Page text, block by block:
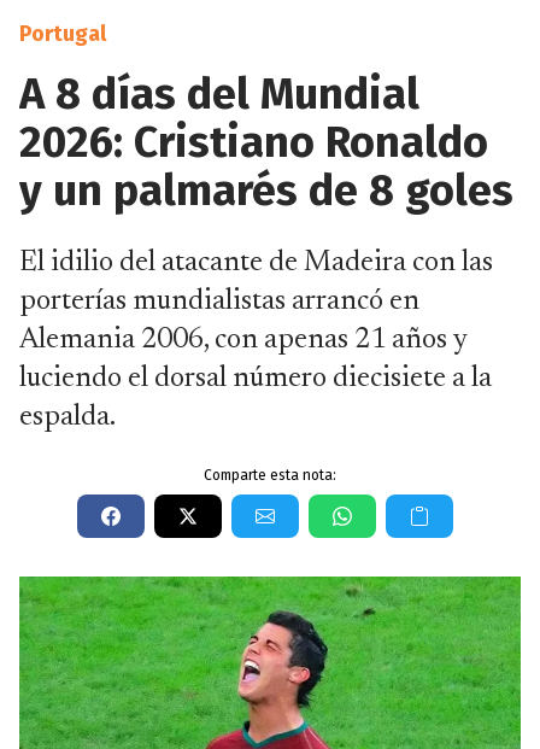
Portugal
A 8 días del Mundial
2026: Cristiano Ronaldo
y un palmarés de 8 goles
El idilio del atacante de Madeira con las
porterías mundialistas arrancó en
Alemania 2006, con apenas 21 años y
luciendo el dorsal número diecisiete a la
espalda.
Comparte esta nota: